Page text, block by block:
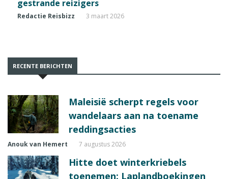
gestrande reizigers
Redactie Reisbizz 3 maart 2026
RECENTE BERICHTEN
Maleisië scherpt regels voor
wandelaars aan na toename
reddingsacties
Anouk van Hemert 7 augustus 2026
Hitte doet winterkriebels
toenemen: Laplandboekingen